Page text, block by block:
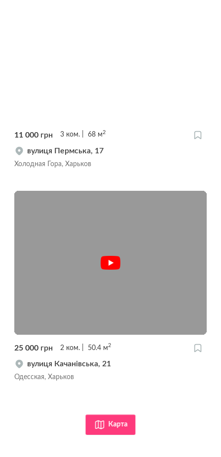
Карта
11 000 грн 3 ком. 68 м 2
вулиця Пермська, 17
Холодная Гора, Харьков
25 000 грн 2 ком. 50.4 м2
вулиця Качанівська, 21
Одесская, Харьков